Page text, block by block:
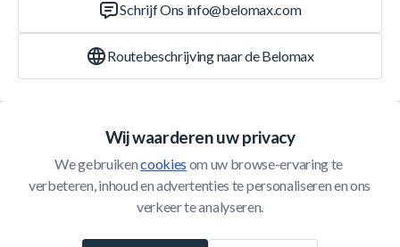
Wij waarderen uw privacy
We gebruiken cookies om uw browse-ervaring te
verbeteren, inhoud en advertenties te personaliseren en ons
verkeer te analyseren.
Klantenservice
Schrijf Ons info@belomax.com
Routebeschrijving naar de Belomax